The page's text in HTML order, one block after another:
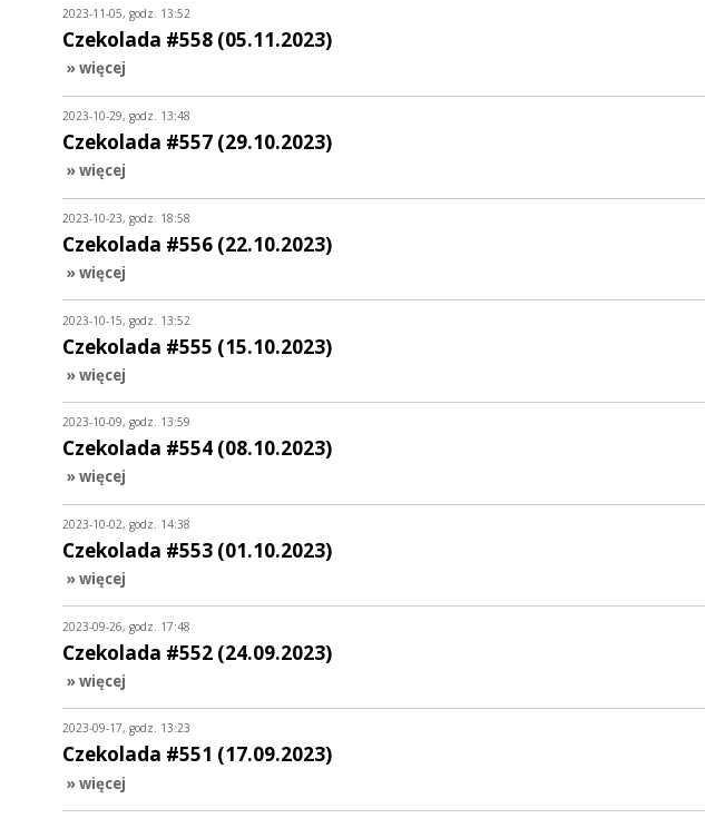
2023-11-05, godz. 13:52
Czekolada #558 (05.11.2023)
» więcej
2023-10-29, godz. 13:48
Czekolada #557 (29.10.2023)
» więcej
2023-10-23, godz. 18:58
Czekolada #556 (22.10.2023)
» więcej
2023-10-15, godz. 13:52
Czekolada #555 (15.10.2023)
» więcej
2023-10-09, godz. 13:59
Czekolada #554 (08.10.2023)
» więcej
2023-10-02, godz. 14:38
Czekolada #553 (01.10.2023)
» więcej
2023-09-26, godz. 17:48
Czekolada #552 (24.09.2023)
» więcej
2023-09-17, godz. 13:23
Czekolada #551 (17.09.2023)
» więcej